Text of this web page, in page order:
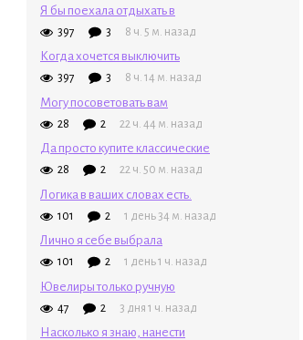
Я бы поехала отдыхать в
397 3 8 ч. 5 м. назад
Когда хочется выключить
397 3 8 ч. 14 м. назад
Могу посоветовать вам
28 2 22 ч. 44 м. назад
Да просто купите классические
28 2 22 ч. 50 м. назад
Логика в ваших словах есть.
101 2 1 день 34 м. назад
Лично я себе выбрала
101 2 1 день 1 ч. назад
Ювелиры только ручную
47 2 3 дня 1 ч. назад
Насколько я знаю, нанести